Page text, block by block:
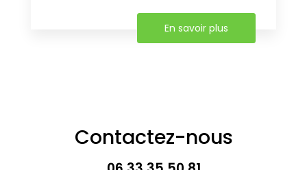
En savoir plus
Contactez-nous